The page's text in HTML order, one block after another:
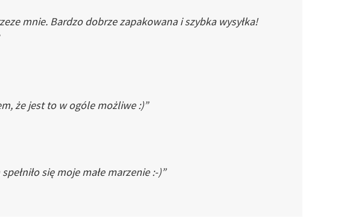
mnie. Bardzo dobrze zapakowana i szybka wysyłka!
że jest to w ogóle możliwe :)”
się moje małe marzenie :-)”